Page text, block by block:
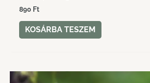
890 Ft
KOSÁRBA TESZEM